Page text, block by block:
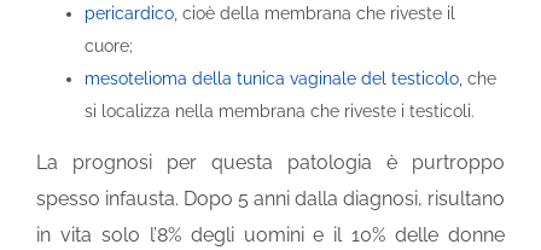
pericardico , cioè della membrana che riveste il
cuore;
mesotelioma della tunica vaginale del testicolo , che
si localizza nella membrana che riveste i testicoli.
La prognosi per questa patologia è purtroppo
spesso infausta. Dopo 5 anni dalla diagnosi, risultano
in vita solo l’8% degli uomini e il 10% delle donne